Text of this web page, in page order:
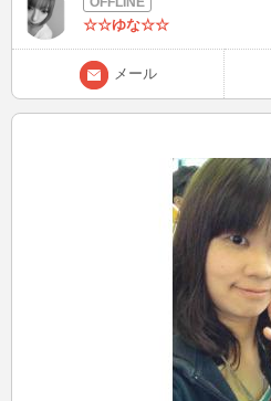
いね♪ ぼくとチャットしてみる？
☆☆ゆな☆☆
メール